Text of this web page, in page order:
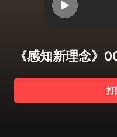
《感知新理念》
打